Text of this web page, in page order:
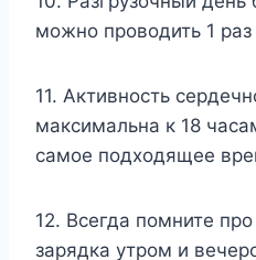
можно проводить 1
11. Активность
максимальна к 18
самое подходящее
12. Всегда помните
зарядка утром и